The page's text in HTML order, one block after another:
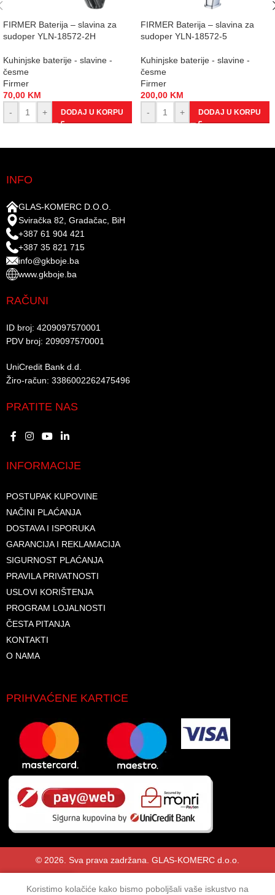
FIRMER Baterija – slavina za
sudoper YLN-18572-2H
Kuhinjske baterije - slavine -
česme
Firmer
70,00 KM
-
+ DODAJ U KORPU
FIRMER Baterija – slavina za
sudoper YLN-18572-5
Kuhinjske baterije - slavine -
česme
Firmer
200,00 KM
-
+ DODAJ U KORPU
INFO
GLAS-KOMERC D.O.O.
Sviračka 82, Gradačac, BiH
+387 61 904 421
+387 35 821 715
info@gkboje.ba
www.gkboje.ba
RAČUNI
ID broj: 4209097570001​
PDV broj: 209097570001 ​
UniCredit Bank d.d.​
Žiro-račun: 3386002262475496​​
PRATITE NAS
INFORMACIJE
POSTUPAK KUPOVINE
NAČINI PLAĆANJA
DOSTAVA I ISPORUKA
GARANCIJA I REKLAMACIJA
SIGURNOST PLAĆANJA
PRAVILA PRIVATNOSTI
USLOVI KORIŠTENJA
PROGRAM LOJALNOSTI
ČESTA PITANJA
KONTAKTI
O NAMA
PRIHVAĆENE KARTICE
© 2026. Sva prava zadržana. GLAS-KOMERC d.o.o.
Koristimo kolačiće kako bismo poboljšali vaše iskustvo na